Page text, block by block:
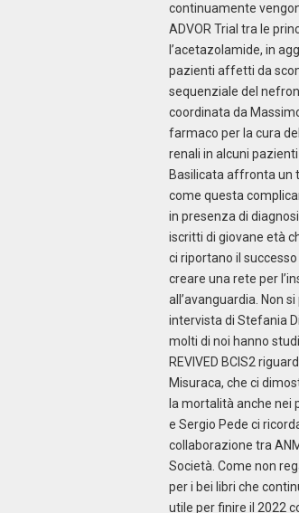
continuamente
ADVOR Trial tra le
l’acetazolamide, in
pazienti affetti da
sequenziale del
coordinata da
farmaco per la cura
renali in alcuni
Basilicata affronta un
come questa
in presenza di
iscritti di giovane età
ci riportano il
creare una rete per
all’avanguardia. Non
intervista di Stefania
molti di noi hanno
REVIVED BCIS2
Misuraca, che ci
la mortalità anche nei
e Sergio Pede ci
collaborazione tra
Società. Come non
per i bei libri che
utile per finire il 2022